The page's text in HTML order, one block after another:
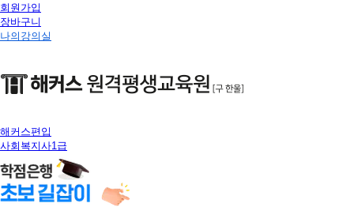
회원가입
장바구니
나의강의실
해커스편입
사회복지사1급